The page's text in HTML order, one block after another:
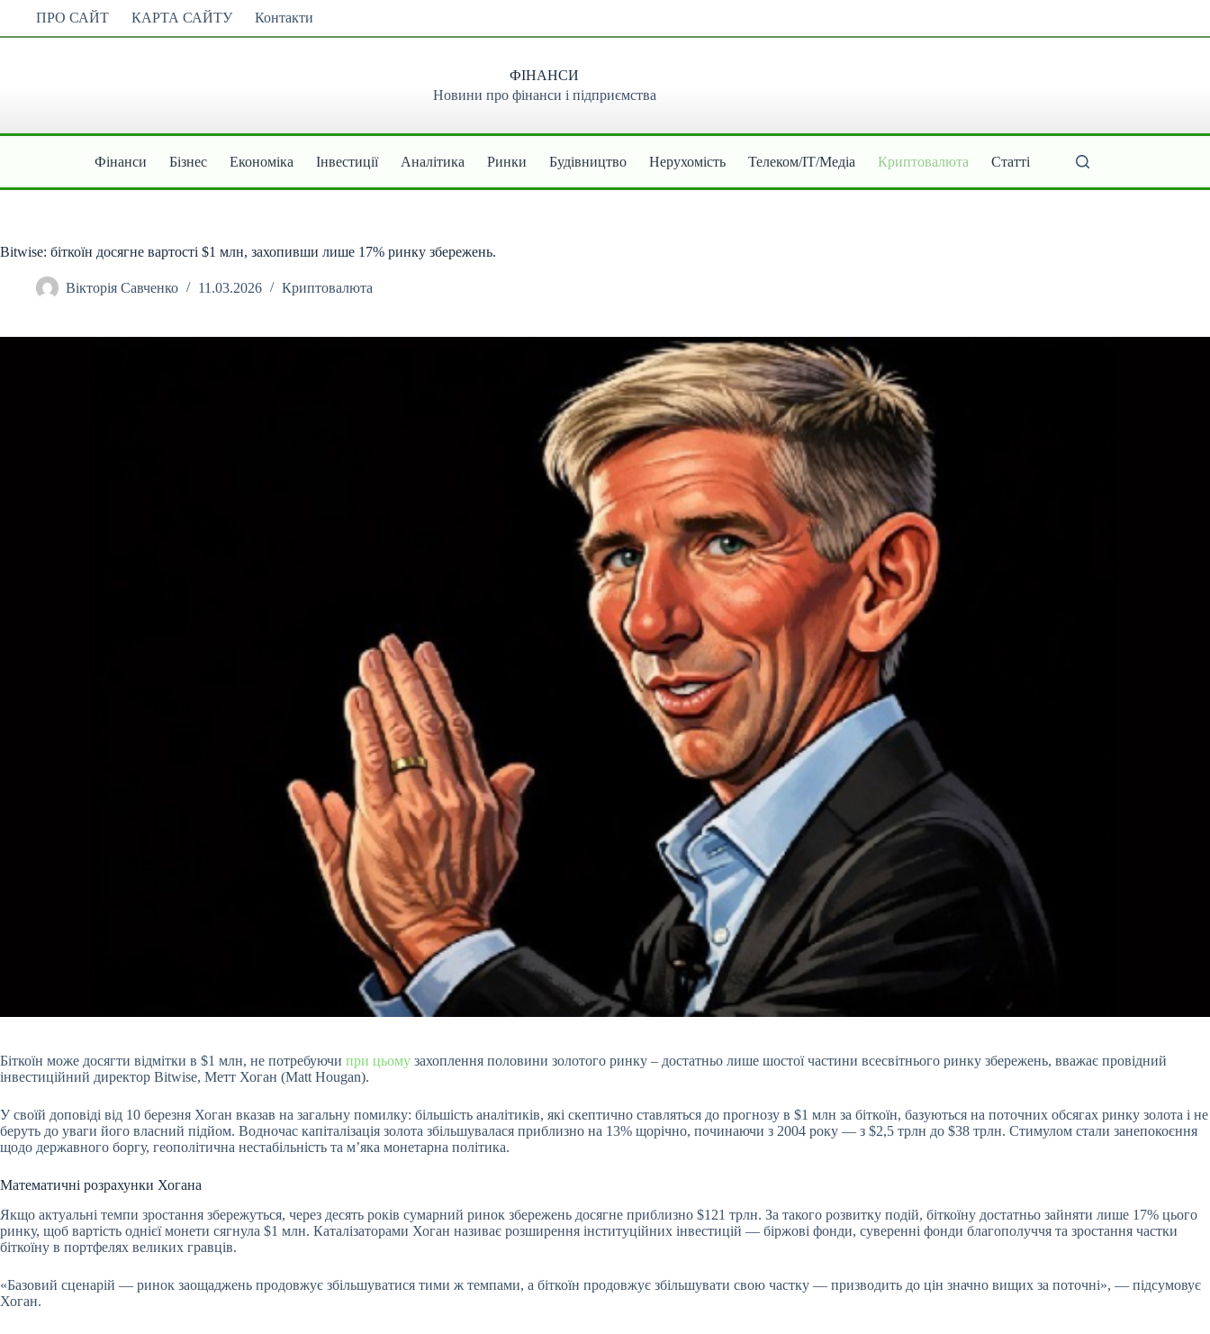
вмісту
ПРО САЙТ КАРТА САЙТУ Контакти
ФІНАНСИ
Новини про фінанси і підприємства
Фінанси Бізнес Економіка Інвестиції Аналітика Ринки Будівництво Нерухомість Телеком/ІТ/Медіа Криптовалюта Статті
Bitwise: біткоїн досягне вартості $1 млн, захопивши лише 17% ринку збережень.
Вікторія Савченко 11.03.2026 Криптовалюта
Біткоїн може досягти відмітки в $1 млн, не потребуючи при цьому захоплення половини золотого ринку – достатньо лише шостої частини всесвітнього ринку збережень, вважає провідний
інвестиційний директор Bitwise, Метт Хоган (Matt Hougan).
У своїй доповіді від 10 березня Хоган вказав на загальну помилку: більшість аналітиків, які скептично ставляться до прогнозу в $1 млн за біткоїн, базуються на поточних обсягах ринку золота і не
беруть до уваги його власний підйом. Водночас капіталізація золота збільшувалася приблизно на 13% щорічно, починаючи з 2004 року — з $2,5 трлн до $38 трлн. Стимулом стали занепокоєння
щодо державного боргу, геополітична нестабільність та м’яка монетарна політика.
Математичні розрахунки Хогана
Якщо актуальні темпи зростання збережуться, через десять років сумарний ринок збережень досягне приблизно $121 трлн. За такого розвитку подій, біткоїну достатньо зайняти лише 17% цього
ринку, щоб вартість однієї монети сягнула $1 млн. Каталізаторами Хоган називає розширення інституційних інвестицій — біржові фонди, суверенні фонди благополуччя та зростання частки
біткоїну в портфелях великих гравців.
«Базовий сценарій — ринок заощаджень продовжує збільшуватися тими ж темпами, а біткоїн продовжує збільшувати свою частку — призводить до цін значно вищих за поточні», — підсумовує
Хоган.